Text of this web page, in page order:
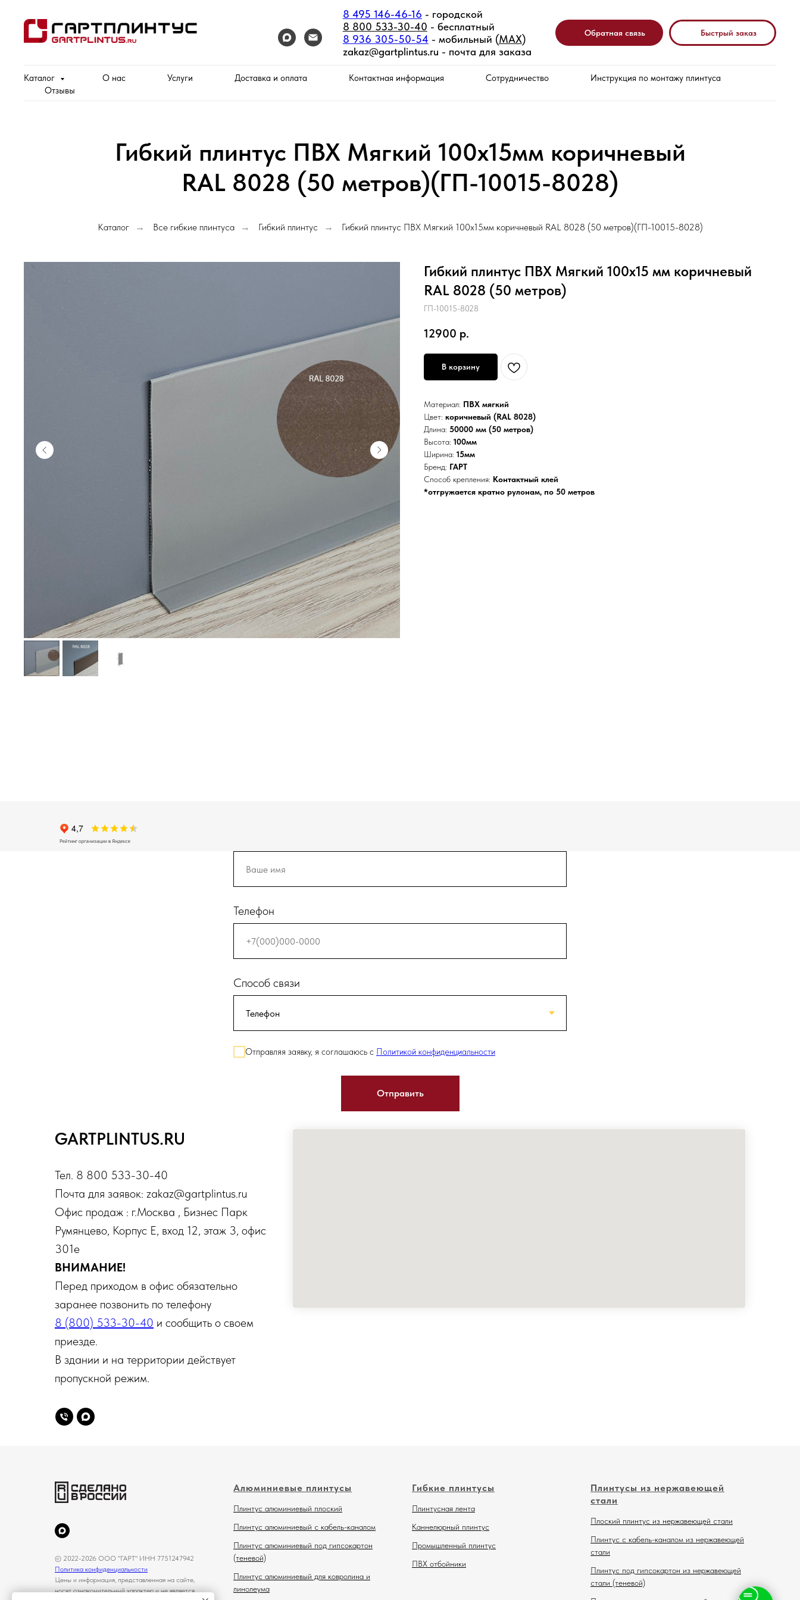
8 495 146-46-16 - городской
8 800 533-30-40 - бесплатный
8 936 305-50-54 - мобильный (MAX)
zakaz@gartplintus.ru - почта для заказа
Обратная связь Быстрый заказ
Каталог О нас Услуги Доставка и оплата Контактная информация Сотрудничество
Инструкция по монтажу плинтуса
Отзывы
Гибкий плинтус ПВХ Мягкий 100х15мм коричневый
RAL 8028 (50 метров)(ГП-10015-8028)
Каталог → Все гибкие плинтуса → Гибкий плинтус → Гибкий плинтус ПВХ Мягкий 100х15мм коричневый RAL 8028 (50 метров)(ГП-10015-8028)
Гибкий плинтус ПВХ Мягкий 100х15 мм коричневый
RAL 8028 (50 метров)
ГП-10015-8028
12900 р.
В корзину
Материал: ПВХ мягкий
Цвет: коричневый (RAL 8028)
Длина: 50000 мм (50 метров)
Высота: 100мм
Ширина: 15мм
Бренд: ГАРТ
Способ крепления: Контактный клей
*отгружается кратно рулонам, по 50 метров
Телефон
Способ связи
Отправляя заявку, я соглашаюсь с Политикой конфиденциальности
Отправить
GARTPLINTUS.RU
Тел. 8 800 533-30-40
Почта для заявок: zakaz@gartplintus.ru
Офис продаж : г.Москва , Бизнес Парк
Румянцево, Корпус Е, вход 12, этаж 3, офис
301е
ВНИМАНИЕ!
Перед приходом в офис обязательно
заранее позвонить по телефону
8 (800) 533-30-40 и сообщить о своем
приезде.
В здании и на территории действует
пропускной режим.
© 2022-2026 ООО "ГАРТ" ИНН 7751247942
Политика конфиденциальности
Цены и информация, представленная на сайте,
носят ознакомительный характер и не является
Алюминиевые плинтусы
Плинтус алюминиевый плоский
Плинтус алюминиевый с кабель-каналом
Плинтус алюминиевый под гипсокартон
(теневой)
Плинтус алюминиевый для ковролина и
линолеума
Гибкие плинтусы
Плинтусная лента
Каннелюрный плинтус
Промышленный плинтус
ПВХ отбойники
Плинтусы из нержавеющей
стали
Плоский плинтус из нержавеющей стали
Плинтус с кабель-каналом из нержавеющей
стали
Плинтус под гипсокартон из нержавеющей
стали (теневой)